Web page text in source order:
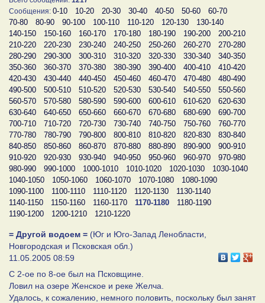
Сообщения: 0-10 10-20 20-30 30-40 40-50 50-60
60-70
70-80
80-90 90-100 100-110 110-120 120-130
130-140
140-150
150-160 160-170 170-180 180-190 190-200
200-210
210-220
220-230 230-240 240-250 250-260 260-270
270-280
280-290
290-300 300-310 310-320 320-330 330-340
340-350
350-360
360-370 370-380 380-390 390-400 400-410
410-420
420-430
430-440 440-450 450-460 460-470 470-480
480-490
490-500
500-510 510-520 520-530 530-540 540-550
550-560
560-570
570-580 580-590 590-600 600-610 610-620
620-630
630-640
640-650 650-660 660-670 670-680 680-690
690-700
700-710
710-720 720-730 730-740 740-750 750-760
760-770
770-780
780-790 790-800 800-810 810-820 820-830
830-840
840-850
850-860 860-870 870-880 880-890 890-900
900-910
910-920
920-930 930-940 940-950 950-960 960-970
970-980
980-990
990-1000 1000-1010 1010-1020 1020-1030
1030-1040
1040-1050
1050-1060 1060-1070 1070-1080
1080-1090
1090-1100
1100-1110 1110-1120 1120-1130
1130-1140
1140-1150
1150-1160 1160-1170 1170-1180
1180-1190
1190-1200
1200-1210 1210-1220
= Другой водоем = (Юг и Юго-Запад Ленобласти,
Новгородская и Псковская обл.)
11.05.2005 08:59
C 2-ое по 8-ое был на Псковщине.
Ловил на озере Женское и реке Желча.
Удалось, к сожалению, немного половить, поскольку был занят